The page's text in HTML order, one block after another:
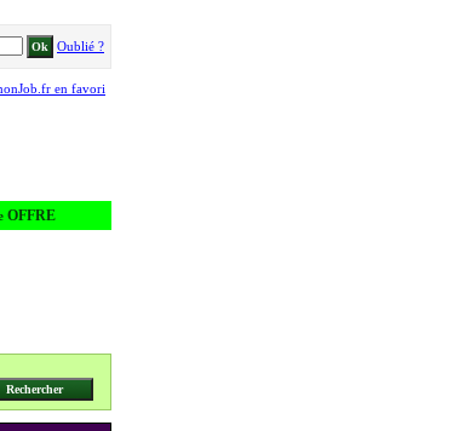
Oublié ?
en favori
OFFRE